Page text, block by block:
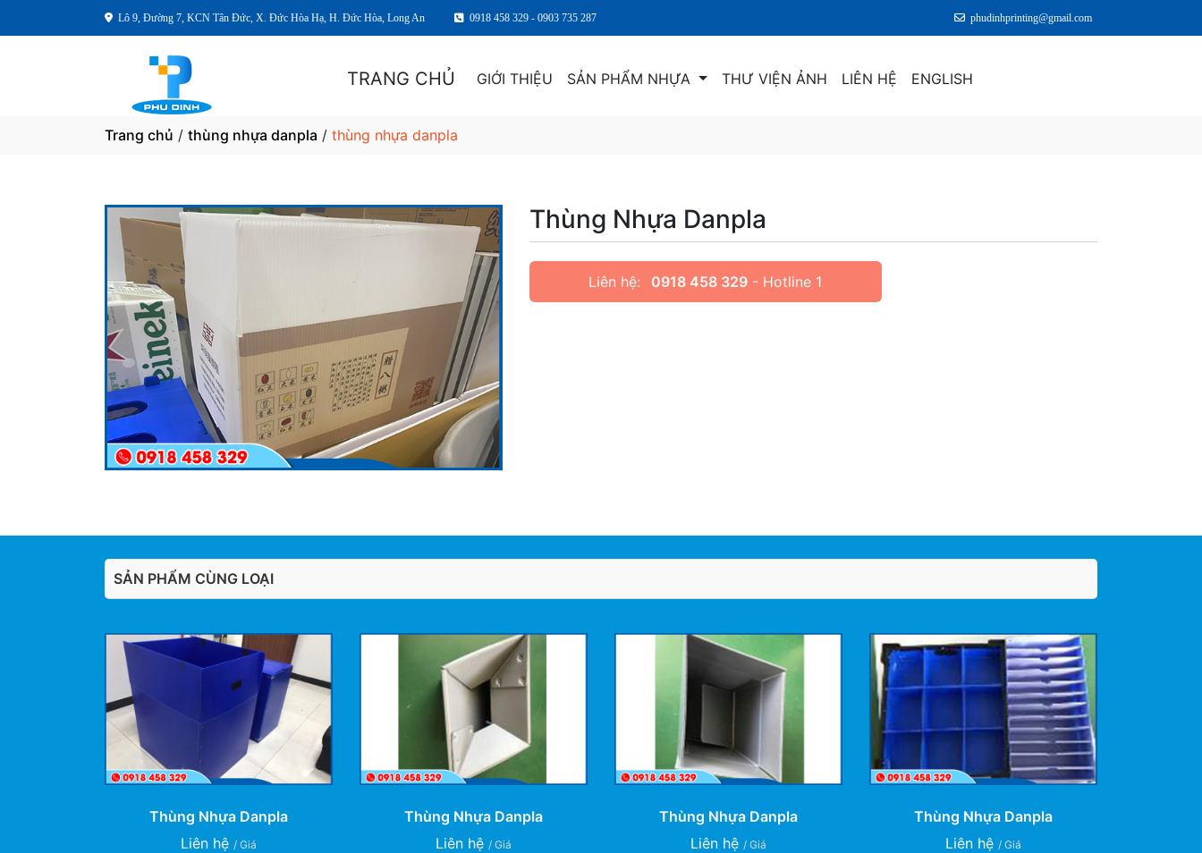
Lô 9, Đường 7, KCN Tân Đức, X. Đức Hòa Hạ, H. Đức Hòa, Long An 0918 458 329 - 0903 735 287 phudinhprinting@gmail.com
TRANG CHỦ GIỚI THIỆU SẢN PHẨM NHỰA THƯ VIỆN ẢNH LIÊN HỆ ENGLISH
Trang chủ / thùng nhựa danpla / thùng nhựa danpla
Thùng Nhựa Danpla
Liên hệ: 0918 458 329 - Hotline 1
SẢN PHẨM CÙNG LOẠI
Thùng Nhựa Danpla
Liên hệ / Giá
Thùng Nhựa Danpla
Liên hệ / Giá
Thùng Nhựa Danpla
Liên hệ / Giá
Thùng Nhựa Danpla
Liên hệ / Giá